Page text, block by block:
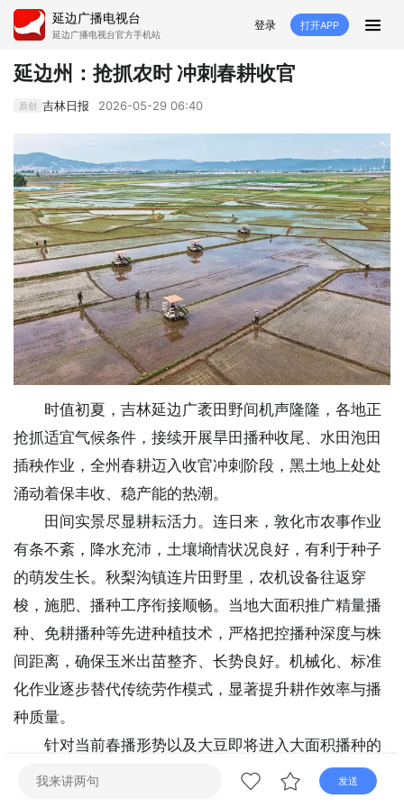
延边广播电视台
延边广播电视台官方手机站
登录 打开APP
首页
推荐 经济
短视频 广传
人大 融媒直播 政协 县市
纪委监委 专题 文体 国内
交通文艺广播 延边卫健 延边医保 延边医院
延边商务 延边好就业 VR
直播点播
直播 电视 广播
延边州：抢抓农时 冲刺春耕收官
原创 吉林日报 2026-05-29 06:40
时值初夏，吉林延边广袤田野间机声隆隆，各地正
抢抓适宜气候条件，接续开展旱田播种收尾、水田泡田
插秧作业，全州春耕迈入收官冲刺阶段，黑土地上处处
涌动着保丰收、稳产能的热潮。
田间实景尽显耕耘活力。连日来，敦化市农事作业
有条不紊，降水充沛，土壤墒情状况良好，有利于种子
的萌发生长。秋梨沟镇连片田野里，农机设备往返穿
梭，施肥、播种工序衔接顺畅。当地大面积推广精量播
种、免耕播种等先进种植技术，严格把控播种深度与株
间距离，确保玉米出苗整齐、长势良好。机械化、标准
化作业逐步替代传统劳作模式，显著提升耕作效率与播
种质量。
针对当前春播形势以及大豆即将进入大面积播种的
实际情况，敦化市农业技术推广中心组织农技人员深入
各乡镇一线，开展田间巡查帮扶，引导农户科学开展田
发送